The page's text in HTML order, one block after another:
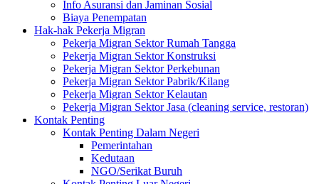
Info Asuransi dan Jaminan Sosial
Biaya Penempatan
Hak-hak Pekerja Migran
Pekerja Migran Sektor Rumah Tangga
Pekerja Migran Sektor Konstruksi
Pekerja Migran Sektor Perkebunan
Pekerja Migran Sektor Pabrik/Kilang
Pekerja Migran Sektor Kelautan
Pekerja Migran Sektor Jasa (cleaning service, restoran)
Kontak Penting
Kontak Penting Dalam Negeri
Pemerintahan
Kedutaan
NGO/Serikat Buruh